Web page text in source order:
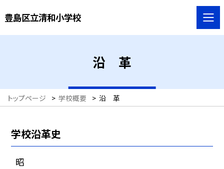
豊島区立清和小学校
沿 革
トップページ > 学校概要 > 沿 革
学校沿革史
昭